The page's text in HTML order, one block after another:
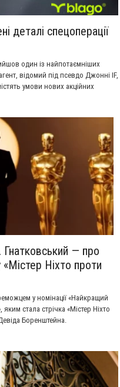
деталі спецоперації
один із найпотаємніших
відомий під псевдо Джонні IF,
умови нових акційних
Гнатковський — про
Ніхто проти
у номінації «Найкращий
стала стрічка «Містер Ніхто
Боренштейна.